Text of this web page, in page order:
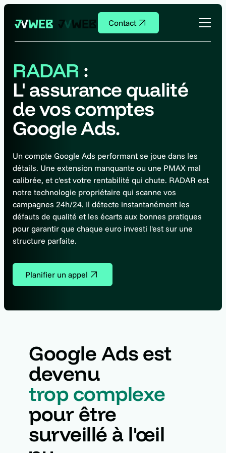
Contact
RADAR :
L' assurance qualité
de vos comptes
Google Ads.
Un compte Google Ads performant se joue dans les
détails. Une extension manquante ou une PMAX mal
calibrée, et c'est votre rentabilité qui chute. RADAR est
notre technologie propriétaire qui scanne vos
campagnes 24h/24. Il détecte instantanément les
défauts de qualité et les écarts aux bonnes pratiques
pour garantir que chaque euro investi l'est sur une
structure parfaite.
Planifier un appel
Google Ads est
devenu
trop complexe
pour être
surveillé à l'œil